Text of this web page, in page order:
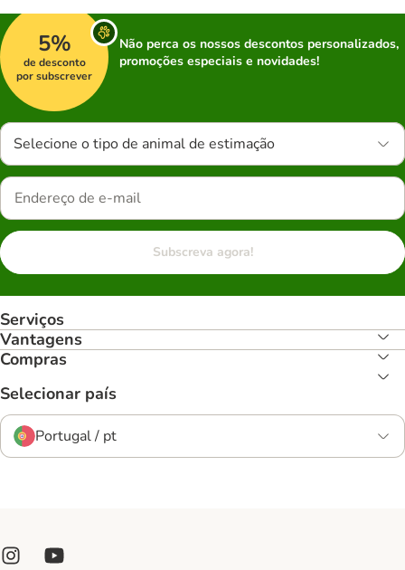
5%
de desconto
por subscrever
Não perca os nossos descontos personalizados,
promoções especiais e novidades!
Selecione o tipo de animal de estimação
Subscreva agora!
Serviços
Vantagens
Compras
Selecionar país
Portugal / pt